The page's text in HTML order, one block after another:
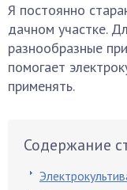
Я постоянно
дачном участке.
разнообразные
помогает
применять.
Содержание